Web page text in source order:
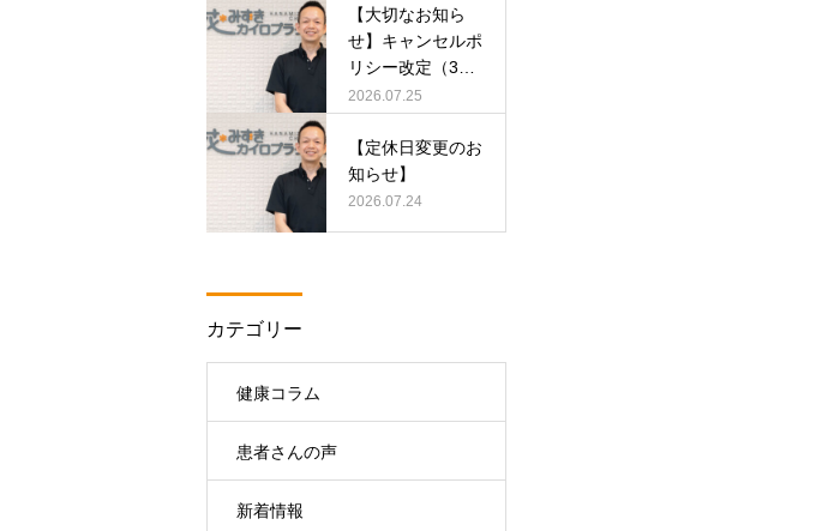
【大切なお知ら
せ】キャンセルポ
リシー改定（3日
前まで）のご案内
2026.07.25
【定休日変更のお
知らせ】
2026.07.24
カテゴリー
健康コラム
患者さんの声
新着情報